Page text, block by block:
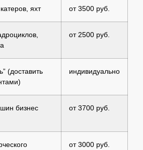
яхт от 3500 руб.
от 2500 руб.
(доставить
индивидуально
бизнес
от 3700 руб.
от 3000 руб.